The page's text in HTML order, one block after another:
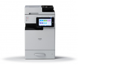
引」に関する方針、規定等を持っている